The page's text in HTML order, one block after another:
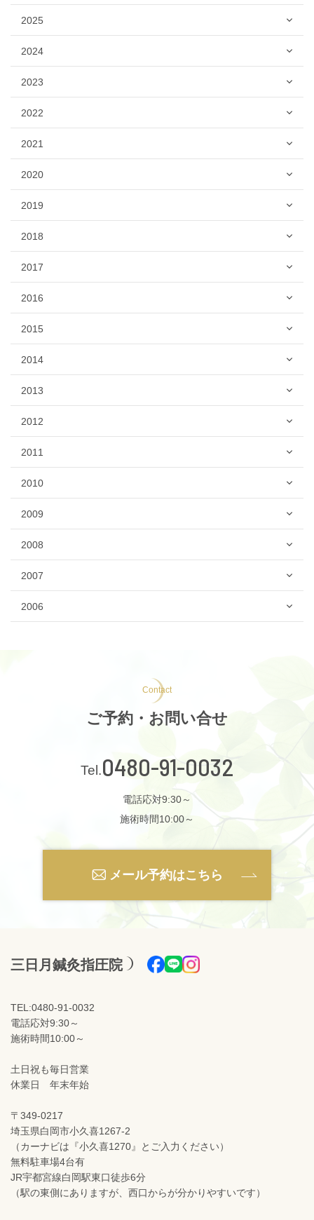
2025
2024
2023
2022
2021
2020
2019
2018
2017
2016
2015
2014
2013
2012
2011
2010
2009
2008
2007
2006
Contact
ご予約・お問い合せ
0480-91-0032
電話応対9:30～
施術時間10:00～
メール予約はこちら
三日月鍼灸指圧院
TEL:0480-91-0032
電話応対9:30～
施術時間10:00～
土日祝も毎日営業
休業日 年末年始
〒349-0217
埼玉県白岡市小久喜1267-2
（カーナビは『小久喜1270』とご入力ください）
無料駐車場4台有
JR宇都宮線白岡駅東口徒歩6分
（駅の東側にありますが、西口からが分かりやすいです）